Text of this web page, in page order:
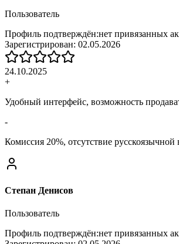
Пользователь
Профиль подтверждён:нет привязанных
Зарегистрирован: 02.05.2026
24.10.2025
+
Удобный интерфейс, возможность
-
Комиссия 20%, отсутствие русскоязычной
Степан Денисов
Пользователь
Профиль подтверждён:нет привязанных